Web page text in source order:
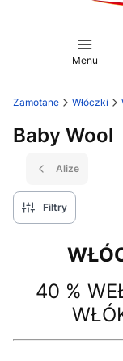
Menu
Zamotane Włóczki
Baby Wool
Alize
Filtry
40 %